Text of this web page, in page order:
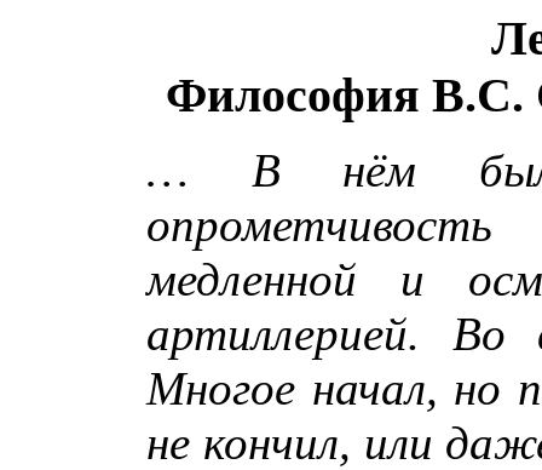
Философия В.С.
… В нём была
медленной и
артиллерией. Во
Многое начал, но
не кончил, или